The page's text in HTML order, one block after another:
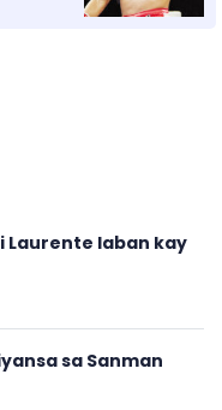
laban kay
sa Sanman